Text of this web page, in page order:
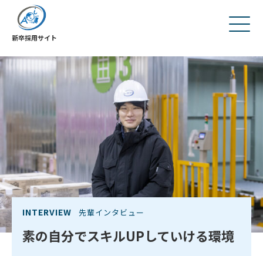
新卒採用サイト
INTERVIEW 先輩インタビュー
素の自分でスキルUPしていける環境